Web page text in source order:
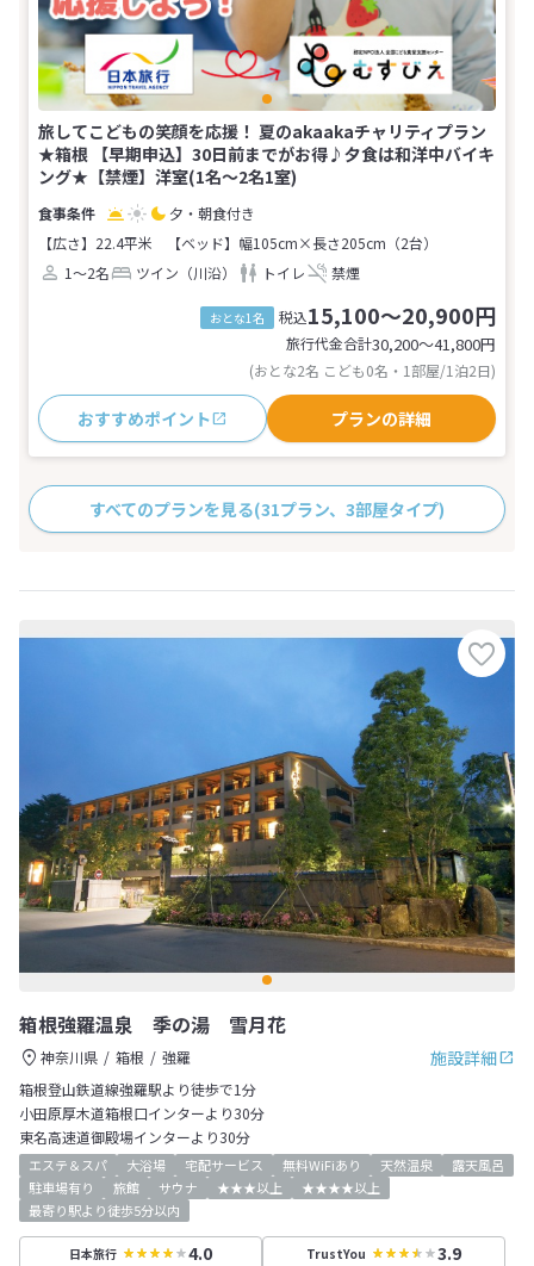
旅してこどもの笑顔を応援！ 夏のakaakaチャリティプラン
★箱根 【早期申込】30日前までがお得♪夕食は和洋中バイキ
ング★【禁煙】洋室(1名～2名1室)
夕・朝食付き
【広さ】22.4平米
【ベッド】幅105cm×長さ205cm（2台）
1～2名
ツイン（川沿） トイレ 禁煙
おとな1名 税込15,100～20,900円
旅行代金合計30,200〜41,800円
(おとな2名 こども0名・1部屋/1泊2日)
おすすめポイント プランの詳細
すべてのプランを見る(31プラン、3部屋タイプ)
箱根強羅温泉 季の湯 雪月花
施設詳細
神奈川県 箱根
強羅
箱根登山鉄道線強羅駅より徒歩で1分
小田原厚木道箱根口インターより30分
東名高速道御殿場インターより30分
エステ＆スパ 大浴場 宅配サービス 無料WiFiあり 天然温泉
露天風呂
駐車場有り
旅館 サウナ ★★★以上
★★★★以上
最寄り駅より徒歩5分以内
日本旅行 4.0 TrustYou 3.9